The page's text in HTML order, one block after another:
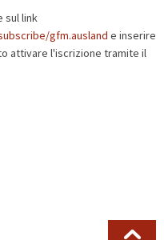
sul link
gfm.ausland e inserire
attivare l'iscrizione tramite il